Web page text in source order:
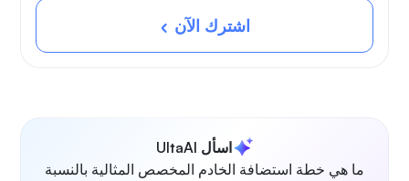
اشترك الآن
اسأل UltaAI
ما هي خطة استضافة الخادم المخصص المثالية بالنسبة